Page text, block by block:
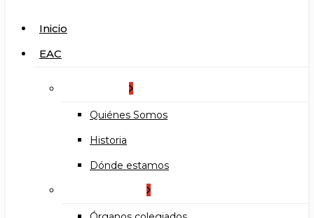
search
Menu
Inicio
EAC
Quiénes Somos
Historia
Dónde estamos